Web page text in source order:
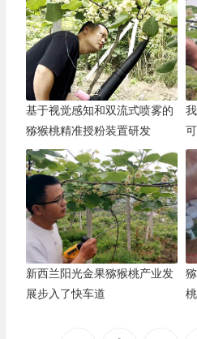
基于视觉感知和双流式喷雾的
猕猴桃精准授粉装置研发
新西兰阳光金果猕猴桃产业发
展步入了快车道